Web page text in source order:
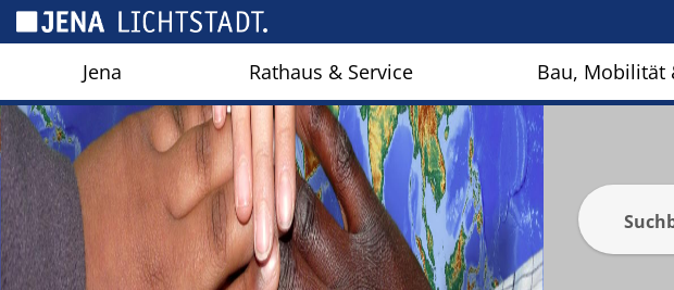
Jena Rathaus & Service Bau, Mobilität
Cookie-Einstellungen